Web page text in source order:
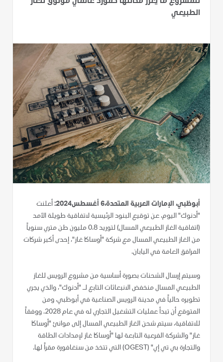
الطبيعي
أبوظبي، الإمارات العربية المتحدة،6 أغسطس2024:
أعلنت
"أدنوك" اليوم، عن توقيع البنود الرئيسية لاتفاقية طويلة الأمد
(اتفاقية الغاز الطبيعي المسال) لتوريد 0.8 مليون طن متري سنوياً
من الغاز الطبيعي المسال مع شركة "أوساكا غاز"، إحدى أكبر شركات
المرافق العامة في اليابان.
وسيتم إرسال الشحنات بصورة أساسية من مشروع الرويس للغاز
الطبيعي المسال منخفض الانبعاثات التابع لـ "أدنوك"، والذي يجري
تطويره حالياً في مدينة الرويس الصناعية في أبوظبي، ومن
المتوقع أن تبدأ عمليات التشغيل التجاري له في عام 2028. ووفقاً
للاتفاقية، سيتم شحن الغاز الطبيعي المسال إلى موانئ "أوساكا
غاز" والشركة الفرعية التابعة لها "أوساكا غاز لإمدادات الطاقة
والتجارة بي تي إي" (OGEST) التي تتخذ من سنغافورة مقراً لها.